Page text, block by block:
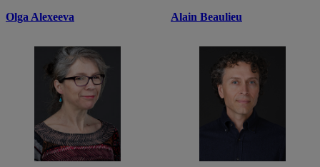
Olga Alexeeva Alain Beaulieu